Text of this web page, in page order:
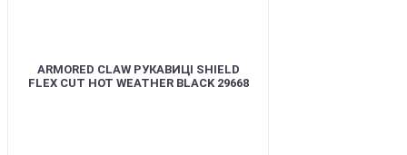
ARMORED CLAW РУКАВИЦІ SHIELD
FLEX CUT HOT WEATHER BLACK 29668